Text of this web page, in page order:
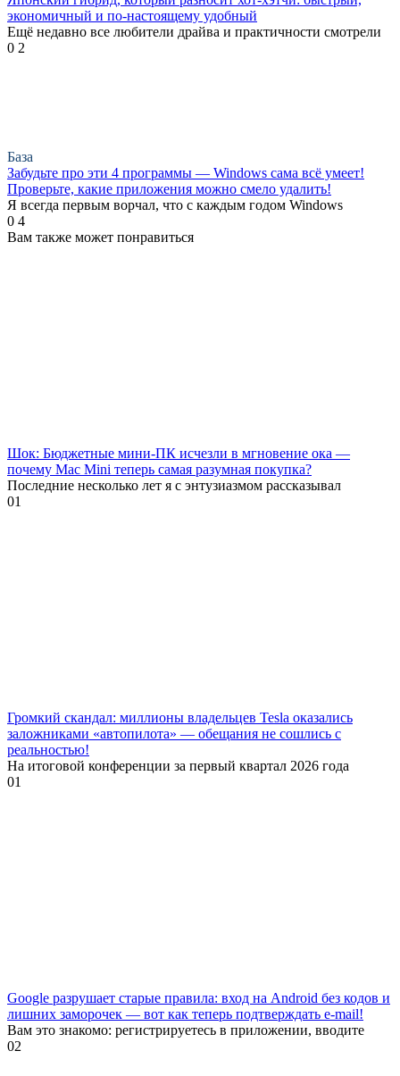
экономичный и по-настоящему удобный
Ещё недавно все любители драйва и практичности смотрели
0 2
База
Забудьте про эти 4 программы — Windows сама всё умеет!
Проверьте, какие приложения можно смело удалить!
Я всегда первым ворчал, что с каждым годом Windows
0 4
Вам также может понравиться
Шок: Бюджетные мини-ПК исчезли в мгновение ока —
почему Mac Mini теперь самая разумная покупка?
Последние несколько лет я с энтузиазмом рассказывал
01
Громкий скандал: миллионы владельцев Tesla оказались
заложниками «автопилота» — обещания не сошлись с
реальностью!
На итоговой конференции за первый квартал 2026 года
01
Google разрушает старые правила: вход на Android без кодов и
лишних заморочек — вот как теперь подтверждать e-mail!
Вам это знакомо: регистрируетесь в приложении, вводите
02